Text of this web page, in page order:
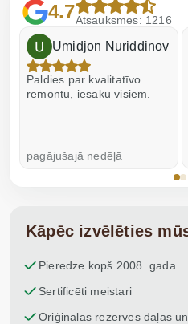
4.7Atsauksmes: 1216
Umidjon Nuriddinov
Paldies par kvalitatīvo
remontu, iesaku visiem.
pagājušajā nedēļā
Kāpēc izvēlēties
Pieredze kopš 2008. gada
Sertificēti meistari
Oriģinālās rezerves daļas